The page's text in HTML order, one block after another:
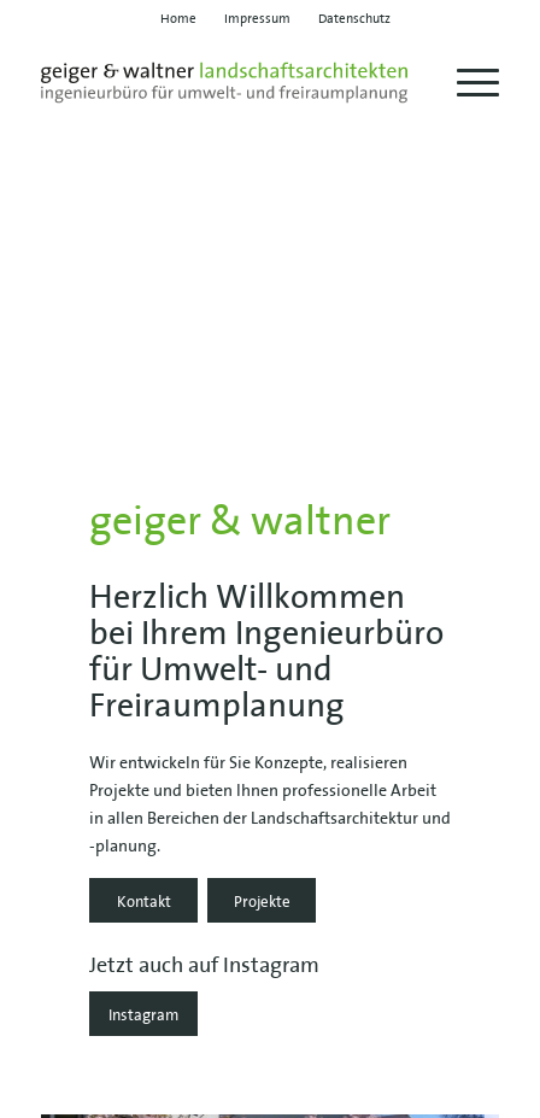
Home Impressum Datenschutz
geiger&waltner
Herzlich Willkommen
bei Ihrem Ingenieurbüro
für Umwelt- und
Freiraumplanung
Wir entwickeln für Sie Konzepte, realisieren
Projekte und bieten Ihnen professionelle Arbeit
in allen Bereichen der Landschaftsarchitektur und
-planung.
Kontakt Projekte
Jetzt auch auf Instagram
Instagram